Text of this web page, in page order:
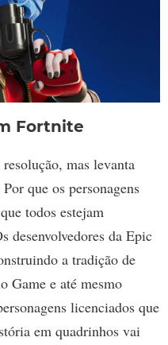
Fortnite
mas levanta
que os personagens
todos estejam
desenvolvedores da Epic
a tradição de
Game e até mesmo
licenciados que
em quadrinhos vai